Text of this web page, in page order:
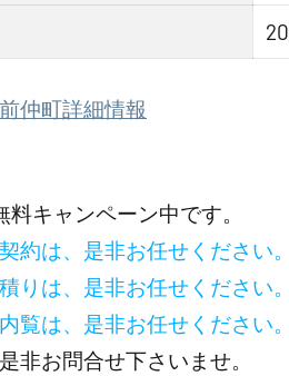
仲町詳細情報
料キャンペーン中です。
約は、是非お任せください。
りは、是非お任せください。
覧は、是非お任せください。
非お問合せ下さいませ。